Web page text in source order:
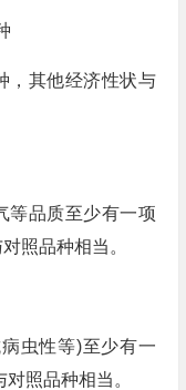
，其他经济性状与
等品质至少有一项
照品种相当。
虫性等)至少有一
照品种相当。